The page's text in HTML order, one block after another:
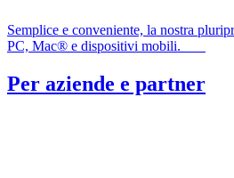
Semplice e conveniente, la nostra
PC, Mac® e dispositivi mobili.
Per aziende e partner